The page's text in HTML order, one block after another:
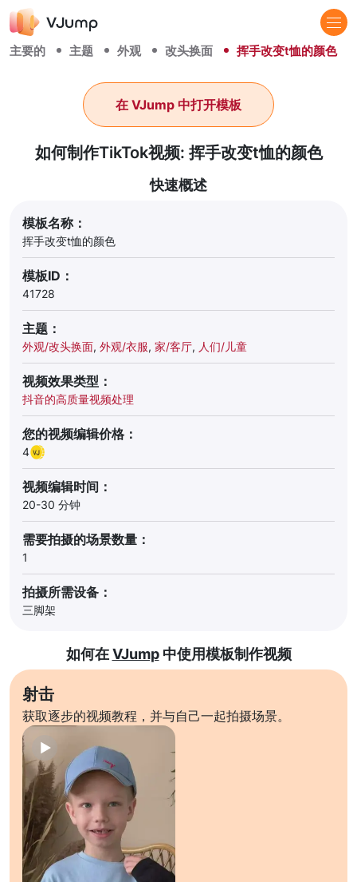
主要的 主题 外观 改头换面 挥手改变t恤的颜色
如何制作TikTok视频: 挥手改变t恤的颜色
在 VJump 中打开模板
快速概述
模板名称：
挥手改变t恤的颜色
模板ID：
41728
主题：
外观/改头换面, 外观/衣服, 家/客厅, 人们/儿童
视频效果类型：
抖音的高质量视频处理
您的视频编辑价格：
4
视频编辑时间：
20-30 分钟
需要拍摄的场景数量：
1
拍摄所需设备：
三脚架
如何在VJump中使用模板制作视频
射击
获取逐步的视频教程，并与自己一起拍摄场景。